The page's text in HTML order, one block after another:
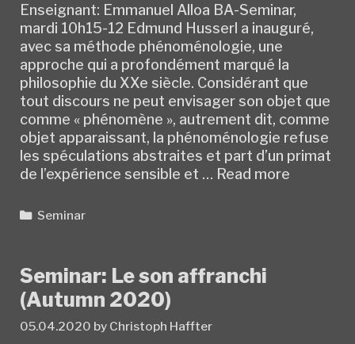
Enseignant: Emmanuel Alloa BA-Seminar,
mardi 10h15-12 Edmund Husserl a inauguré,
avec sa méthode phénoménologie, une
approche qui a profondément marqué la
philosophie du XXe siècle. Considérant que
tout discours ne peut envisager son objet que
comme « phénomène », autrement dit, comme
objet apparaissant, la phénoménologie refuse
les spéculations abstraites et part d’un primat
de l’expérience sensible et … Read more
Categories
Seminar
Seminar: Le son affranchi
(Autumn 2020)
05.04.2020 by Christoph Haffter